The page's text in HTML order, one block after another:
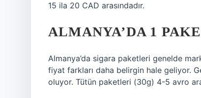
15 ila 20 CAD arasındadır.
ALMANYA’DA 1
Almanya’da sigara paketleri genelde
fiyat farkları daha belirgin hale geliyor.
oluyor. Tütün paketleri (30g) 4-5 avro